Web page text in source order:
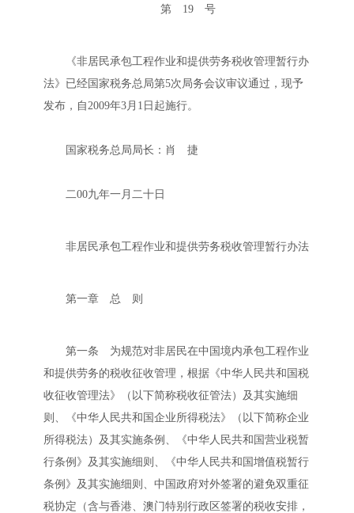
第 19 号
《非居民承包工程作业和提供劳务税收管理暂行办
法》已经国家税务总局第5次局务会议审议通过，现予
发布，自2009年3月1日起施行。
国家税务总局局长：肖 捷
二00九年一月二十日
非居民承包工程作业和提供劳务税收管理暂行办法
第一章 总 则
第一条 为规范对非居民在中国境内承包工程作业
和提供劳务的税收征收管理，根据《中华人民共和国税
收征收管理法》（以下简称税收征管法）及其实施细
则、《中华人民共和国企业所得税法》（以下简称企业
所得税法）及其实施条例、《中华人民共和国营业税暂
行条例》及其实施细则、《中华人民共和国增值税暂行
条例》及其实施细则、中国政府对外签署的避免双重征
税协定（含与香港、澳门特别行政区签署的税收安排，